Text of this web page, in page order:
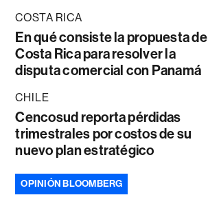
COSTA RICA
En qué consiste la propuesta de
Costa Rica para resolver la
disputa comercial con Panamá
CHILE
Cencosud reporta pérdidas
trimestrales por costos de su
nuevo plan estratégico
OPINIÓN BLOOMBERG